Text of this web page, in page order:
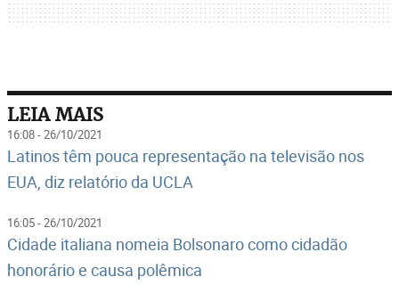
LEIA MAIS
16:08 - 26/10/2021
Latinos têm pouca representação na televisão nos
EUA, diz relatório da UCLA
16:05 - 26/10/2021
Cidade italiana nomeia Bolsonaro como cidadão
honorário e causa polêmica